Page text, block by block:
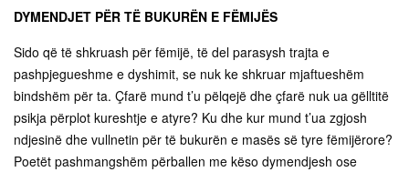
DYMENDJET PËR TË BUKURËN E FËMIJËS
Sido që të shkruash për fëmijë, të del parasysh trajta e
pashpjegueshme e dyshimit, se nuk ke shkruar mjaftueshëm
bindshëm për ta. Çfarë mund t’u pëlqejë dhe çfarë nuk ua gëlltitë
psikja përplot kureshtje e atyre? Ku dhe kur mund t’ua zgjosh
ndjesinë dhe vullnetin për të bukurën e masës së tyre fëmijërore?
Poetët pashmangshëm përballen me këso dymendjesh ose